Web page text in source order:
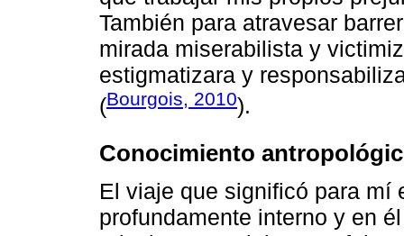
También para atravesar
mirada miserabilista y
estigmatizara y
(Bourgois, 2010).
Conocimiento
El viaje que significó para mí
profundamente interno y en